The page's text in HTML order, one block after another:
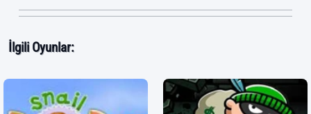
İlgili Oyunlar: